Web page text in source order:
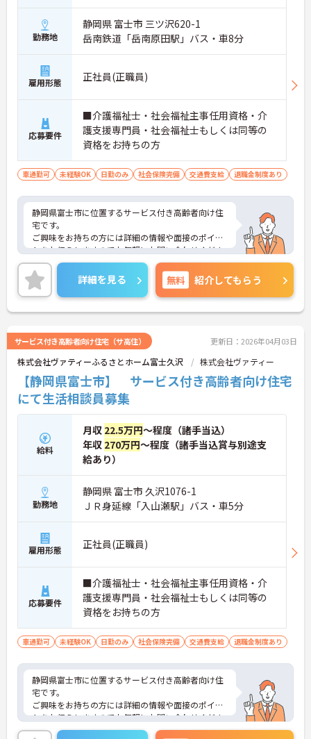
勤務地
静岡県 富士市 三ツ沢620-1
岳南鉄道「岳南原田駅」バス・車8分
雇用形態 正社員(正職員)
応募要件
■介護福祉士・社会福祉主事任用資格・介
護支援専門員・社会福祉士もしくは同等の
資格をお持ちの方
車通勤可 未経験OK 日勤のみ 社会保険完備 交通費支給 退職金制度あり
静岡県富士市に位置するサービス付き高齢者向け住
宅です。
ご興味をお持ちの方には詳細の情報や面接のポイン
トをお伝えしますのでお気軽にお問い合わせくださ
いませ。
詳細を見る 無料 紹介してもらう
サービス付き高齢者向け住宅（サ高住） 更新日：2026年04月03日
株式会社ヴァティーふるさとホーム富士久沢 株式会社ヴァティー
【静岡県富士市】 サービス付き高齢者向け住宅
にて生活相談員募集
給料
月収 22.5万円～程度（諸手当込）
年収 270万円～程度（諸手当込賞与別途支
給あり）
勤務地
静岡県 富士市 久沢1076-1
ＪＲ身延線「入山瀬駅」バス・車5分
雇用形態 正社員(正職員)
応募要件
■介護福祉士・社会福祉主事任用資格・介
護支援専門員・社会福祉士もしくは同等の
資格をお持ちの方
車通勤可 未経験OK 日勤のみ 社会保険完備 交通費支給 退職金制度あり
静岡県富士市に位置するサービス付き高齢者向け住
宅です。
ご興味をお持ちの方には詳細の情報や面接のポイン
トをお伝えしますのでお気軽にお問い合わせくださ
いませ。